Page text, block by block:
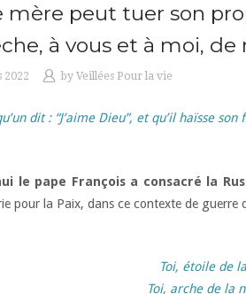
mère peut tuer son
à vous et à moi,
2022 by Veillées Pour la vie
dit : “J’aime Dieu”, et qu’il haïsse
le pape François a consacré la
pour la Paix, dans ce contexte de guerre
Toi, étoile de
Toi, arche de la